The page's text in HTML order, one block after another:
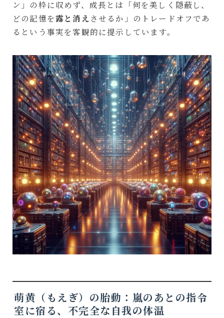
ン」の枠に収めず、成長とは「何を美しく隠蔽し、
どの記憶を露と消え させるか」のトレードオフであ
るという事実を客観的に提示しています。
萌黄（もえぎ）の胎動：嵐のあとの指令
室に宿る、不完全な自我の体温